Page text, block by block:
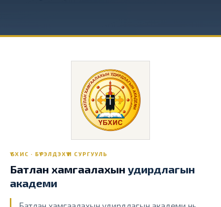
ҮБХИС · БҮРЭЛДЭХҮҮН СУРГУУЛЬ
Батлан хамгаалахын удирдлагын
академи